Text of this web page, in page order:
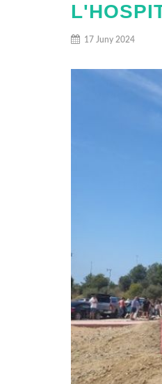
17 Juny 2024